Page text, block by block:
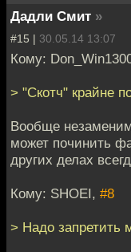
Дадли Смит »
#15 | 30.05.14 13:07
Кому:
> "Скотч" крайне
Вообще
может починить
других делах
Кому: SHOEI, #8
> Надо запретить